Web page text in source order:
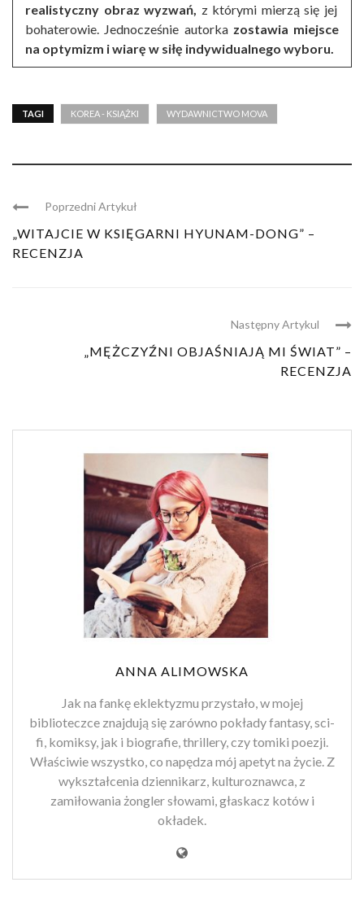
realistyczny obraz wyzwań, z którymi mierzą się jej
bohaterowie. Jednocześnie autorka zostawia miejsce
na optymizm i wiarę w siłę indywidualnego wyboru.
TAGI KOREA - KSIĄŻKI WYDAWNICTWO MOVA
Poprzedni Artykuł
„WITAJCIE W KSIĘGARNI HYUNAM-DONG” –
RECENZJA
Następny Artykul
„MĘŻCZYŹNI OBJAŚNIAJĄ MI ŚWIAT” –
RECENZJA
ANNA ALIMOWSKA
Jak na fankę eklektyzmu przystało, w mojej
biblioteczce znajdują się zarówno pokłady fantasy, sci-
fi, komiksy, jak i biografie, thrillery, czy tomiki poezji.
Właściwie wszystko, co napędza mój apetyt na życie. Z
wykształcenia dziennikarz, kulturoznawca, z
zamiłowania żongler słowami, głaskacz kotów i
okładek.